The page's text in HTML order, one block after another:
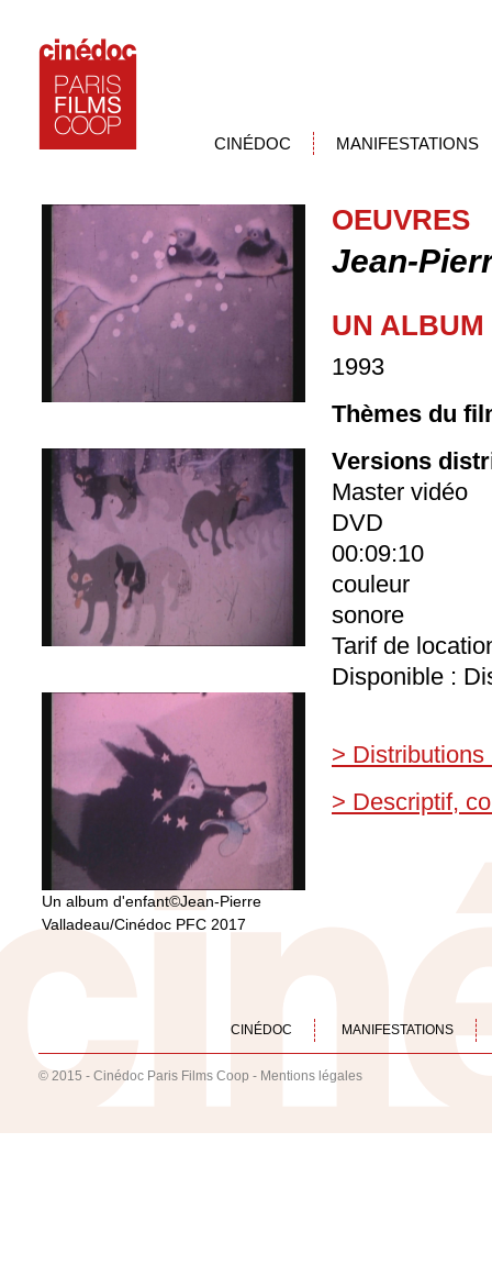
CINÉDOC MANIFESTATIONS
Un album d'enfant©Jean-Pierre
Valladeau/Cinédoc PFC 2017
OEUVRES
Jean-
UN
1993
Thèmes du
Versions
Master vidéo
DVD
00:09:10
couleur
sonore
Tarif de
Disponible :
> Distributions
> Descriptif,
CINÉDOC MANIFESTATIONS
© 2015 - Cinédoc Paris Films Coop - Mentions légales